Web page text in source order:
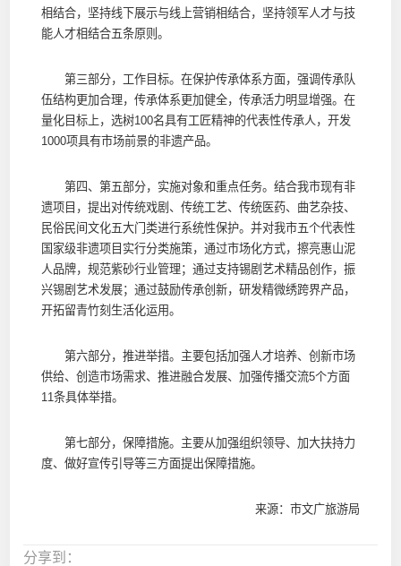
相结合，坚持线下展示与线上营销相结合，坚持领军人才与技
能人才相结合五条原则。
第三部分，工作目标。在保护传承体系方面，强调传承队
伍结构更加合理，传承体系更加健全，传承活力明显增强。在
量化目标上，选树100名具有工匠精神的代表性传承人，开发
1000项具有市场前景的非遗产品。
第四、第五部分，实施对象和重点任务。结合我市现有非
遗项目，提出对传统戏剧、传统工艺、传统医药、曲艺杂技、
民俗民间文化五大门类进行系统性保护。并对我市五个代表性
国家级非遗项目实行分类施策，通过市场化方式，擦亮惠山泥
人品牌，规范紫砂行业管理；通过支持锡剧艺术精品创作，振
兴锡剧艺术发展；通过鼓励传承创新，研发精微绣跨界产品，
开拓留青竹刻生活化运用。
第六部分，推进举措。主要包括加强人才培养、创新市场
供给、创造市场需求、推进融合发展、加强传播交流5个方面
11条具体举措。
第七部分，保障措施。主要从加强组织领导、加大扶持力
度、做好宣传引导等三方面提出保障措施。
来源：市文广旅游局
分享到：